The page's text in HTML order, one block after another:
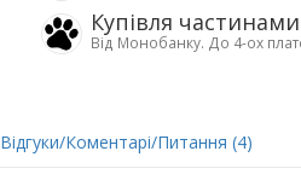
Купівля
Від Монобанку. До 4-ох
Відгуки/Коментарі/Питання (4)